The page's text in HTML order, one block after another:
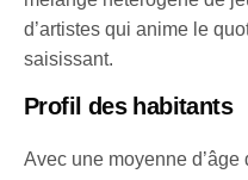
d’artistes qui anime le
saisissant.
Profil des habitants
Avec une moyenne